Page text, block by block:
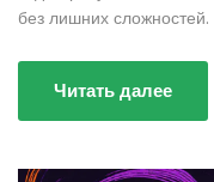
без лишних сложностей.
Читать далее